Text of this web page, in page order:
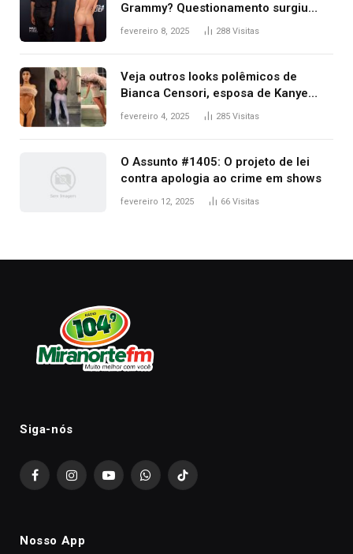
Grammy? Questionamento surgiu
após Bianca Censori, mulher de
fevereiro 8, 2025 288 Visitas
Veja outros looks polêmicos de
Bianca Censori, esposa de Kanye
West que apareceu nua no Grammy
fevereiro 4, 2025 285 Visitas
O Assunto #1405: O projeto de lei
contra apologia ao crime em shows
fevereiro 12, 2025 66 Visitas
Siga-nós
FacebookInstagramYouTubeWhatsAppTikTok
Nosso App